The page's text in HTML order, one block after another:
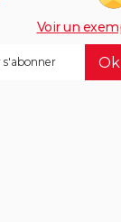
Voir un